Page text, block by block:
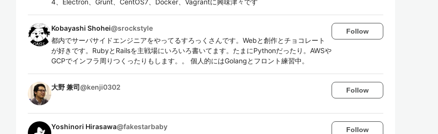
4、Electron、Grunt、CentOS7、Docker、Vagrantに興味津々です
Kobayashi Shohei@srockstyle
都内でサーバサイドエンジニアをやってるすろっくさんです。Webと創作とチョコレート
が好きです。RubyとRailsを主戦場にいろいろ書いてます。たまにPythonだったり。AWSや
GCPでインフラ周りつくったりもします。。 個人的にはGolangとフロント練習中。
Follow
大野 兼司@kenji0302 Follow
Yoshinori Hirasawa@fakestarbaby
Follow